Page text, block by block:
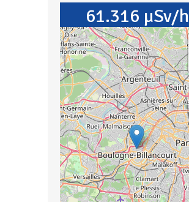
61.316 µSv/h